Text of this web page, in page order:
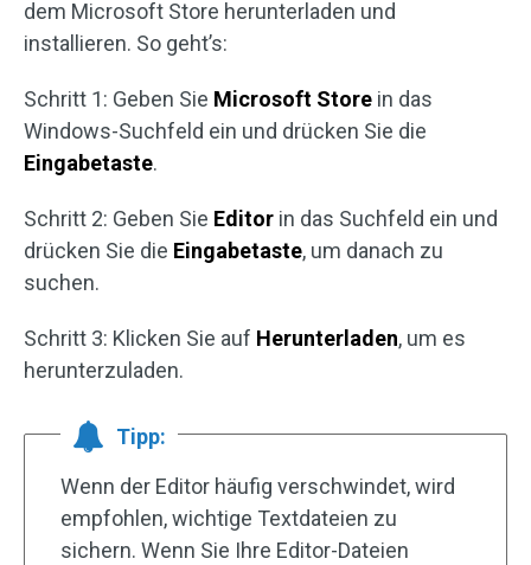
dem Microsoft Store herunterladen und
installieren. So geht’s:
Schritt 1: Geben Sie Microsoft Store in das
Windows-Suchfeld ein und drücken Sie die
Eingabetaste.
Schritt 2: Geben Sie Editor in das Suchfeld ein und
drücken Sie die Eingabetaste, um danach zu
suchen.
Schritt 3: Klicken Sie auf Herunterladen, um es
herunterzuladen.
Tipp:
Wenn der Editor häufig verschwindet, wird
empfohlen, wichtige Textdateien zu
sichern. Wenn Sie Ihre Editor-Dateien